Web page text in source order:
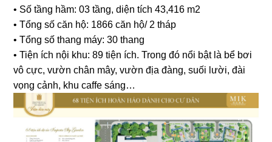
• Số tầng hầm: 03 tầng, diện tích 43,416 m2
• Tổng số căn hộ: 1866 căn hộ/ 2 tháp
• Tổng số thang máy: 30 thang
• Tiện ích nội khu: 89 tiện ích. Trong đó nổi bật là bể bơi
vô cực, vườn chân mây, vườn địa đàng, suối lười, đài
vọng cảnh, khu caffe sáng…